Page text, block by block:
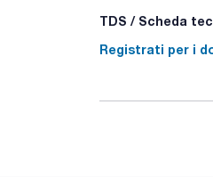
TDS / Scheda
Registrati per i